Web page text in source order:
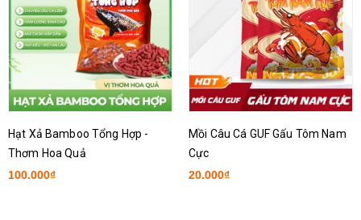
Hạt Xả Bamboo Tổng Hợp -
Thơm Hoa Quả
100.000₫
Mồi Câu Cá GUF Gấu Tôm Nam
Cực
20.000₫